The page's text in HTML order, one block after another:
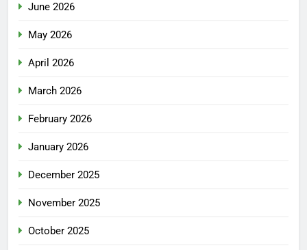
June 2026
May 2026
April 2026
March 2026
February 2026
January 2026
December 2025
November 2025
October 2025